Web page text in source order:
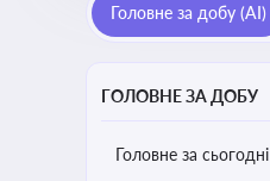
Головне за добу (AI)
ГОЛОВНЕ ЗА ДОБУ
Головне за сьогодні